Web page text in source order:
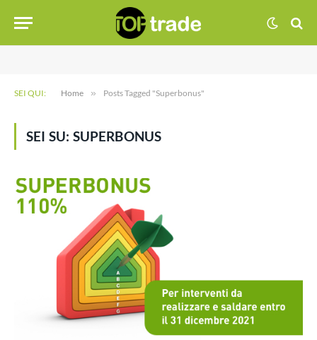
SEI QUI: Home » Posts Tagged "Superbonus"
SEI SU: SUPERBONUS